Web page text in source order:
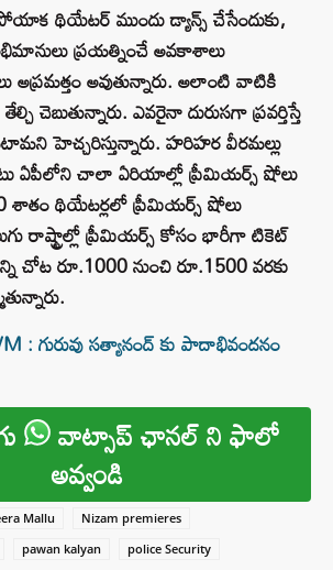
థియేటర్ ముందు డ్యాన్స్ చేసేందుకు,
ప్రయత్నించే అవకాశాలు
అప్రమత్తం అవుతున్నారు. అలాంటి వాటికి
చెబుతున్నారు. ఎవరైనా దురుసగా ప్రవర్తిస్తే
హెచ్చరిస్తున్నారు. హరిహర వీరమల్లు
ఏపీలోని చాలా ఏరియాల్లో ప్రీమియర్స్ షోలు
శాతం థియేటర్లలో ప్రీమియర్స్ షోలు
రాష్ట్రాల్లో ప్రీమియర్స్ కోసం భారీగా టికెట్
చోట రూ.1000 నుంచి రూ.1500 వరకు
: గురువు సత్యానంద్ కు పాదాభివందనం
వాట్సాప్ ఛానల్ ని ఫాలో
అవ్వండి
Mallu
Nizam premieres
pawan kalyan police Security